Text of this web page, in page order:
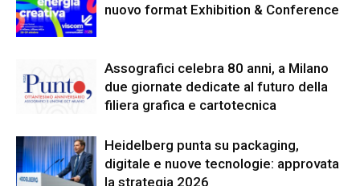
nuovo format Exhibition & Conference
Assografici celebra 80 anni, a Milano
due giornate dedicate al futuro della
filiera grafica e cartotecnica
Heidelberg punta su packaging,
digitale e nuove tecnologie: approvata
la strategia 2026